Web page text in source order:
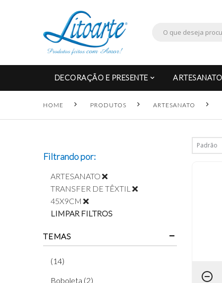
DECORAÇÃO E PRESENTE ARTESANATO
HOME PRODUTOS ARTESANATO
Filtrando por:
ARTESANATO
TRANSFER DE TÊXTIL
45X9CM
LIMPAR FILTROS
TEMAS
(14)
Boboleta (2)